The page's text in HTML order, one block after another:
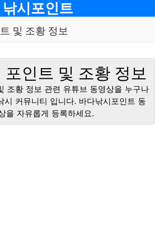
낚시포인트
및 조황 정보
포인트 및 조황 정보
조황 정보 관련 유튜브 동영상을 누구나
시 커뮤니티 입니다. 바다낚시포인트 동
을 자유롭게 등록하세요.